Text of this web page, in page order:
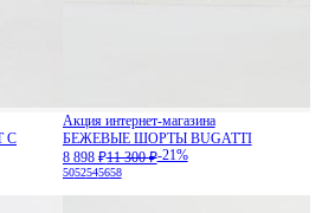
С
Акция интернет-магазина
БЕЖЕВЫЕ ШОРТЫ BUGATTI
8 898 ₽11 300 ₽-21%
5052545658